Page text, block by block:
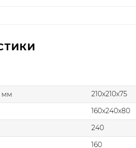
мм
210x210x75
160x240x80
240
160